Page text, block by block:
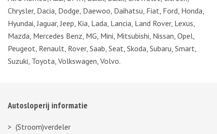
Chrysler, Dacia, Dodge, Daewoo, Daihatsu, Fiat, Ford, Honda,
Hyundai, Jaguar, Jeep, Kia, Lada, Lancia, Land Rover, Lexus,
Mazda, Mercedes Benz, MG, Mini, Mitsubishi, Nissan, Opel,
Peugeot, Renault, Rover, Saab, Seat, Skoda, Subaru, Smart,
Suzuki, Toyota, Volkswagen, Volvo.
Autosloperij informatie
(Stroom)verdeler